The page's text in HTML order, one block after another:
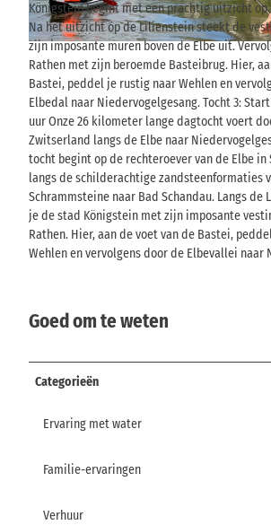
© Robert Hermsdorf |CC-BY-SA
Königstein begint met een prachtig uitzicht op
Na het uitzicht op de Lilienstein steekt de
zijn imposante muren boven de Elbe uit.
Rathen met zijn beroemde Basteibrug. Hier,
Bastei, peddel je rustig naar Wehlen en
Elbedal naar Niedervogelgesang. Tocht 3:
uur Onze 26 kilometer lange dagtocht voert
Zwitserland langs de Elbe naar
tocht begint op de rechteroever van de Elbe in
langs de schilderachtige zandsteenformaties
Schrammsteine naar Bad Schandau. Langs de
je de stad Königstein met zijn imposante
Rathen. Hier, aan de voet van de Bastei,
Wehlen en vervolgens door de Elbevallei naar
Goed om te weten
Categorieën
Ervaring met water
Familie-ervaringen
Verhuur